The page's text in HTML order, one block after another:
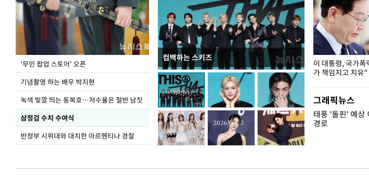
'무민 팝업 스토어' 오픈
기념촬영 하는 배우 박지현
녹색 빛깔 띄는 동복호…저수율은 절반 남짓
삼정검 수치 수여식
반정부 시위대와 대치한 아르헨티나 경찰
컴백하는 스키즈
지석천 뒤덮은 개구리밥
이 대통령, 국가
가 책임지고 치유"
그래픽뉴스
태풍 '돌핀' 예상
경로